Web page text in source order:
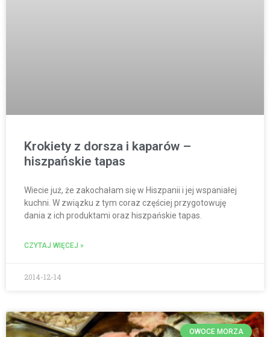
Krokiety z dorsza i kaparów –
hiszpańskie tapas
Wiecie już, że zakochałam się w Hiszpanii i jej wspaniałej
kuchni. W związku z tym coraz częściej przygotowuję
dania z ich produktami oraz hiszpańskie tapas.
CZYTAJ WIĘCEJ »
2014-12-14
OWOCE MORZA